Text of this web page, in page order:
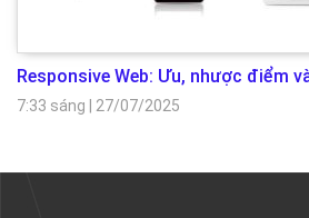
Responsive Web: Ưu, nhược điểm
7:33 sáng 27/07/2025